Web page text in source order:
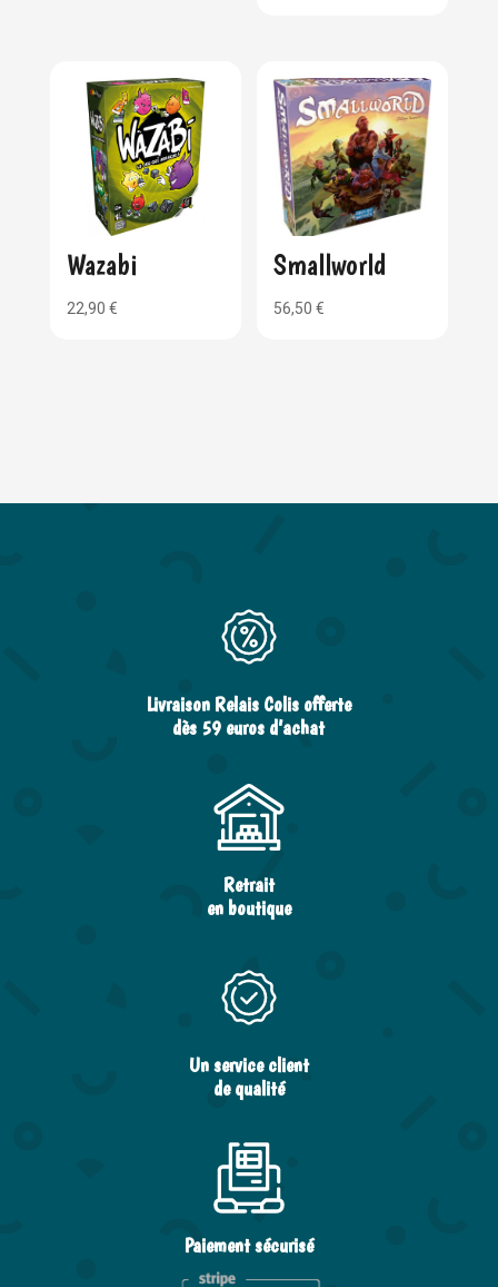
Wazabi
22,90 €
Smallworld
56,50€
Livraison Relais Colis offerte
dès 59 euros d’achat
Retrait
en boutique
Un service client
de qualité
Paiement sécurisé